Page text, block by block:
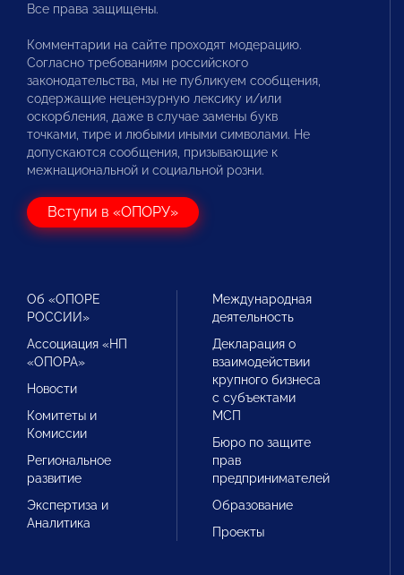
Все права защищены.
Комментарии на сайте проходят модерацию.
Согласно требованиям российского
законодательства, мы не публикуем сообщения,
содержащие нецензурную лексику и/или
оскорбления, даже в случае замены букв
точками, тире и любыми иными символами. Не
допускаются сообщения, призывающие к
межнациональной и социальной розни.
Вступи в «ОПОРУ»
Об «ОПОРЕ
РОССИИ»
Ассоциация «НП
«ОПОРА»
Новости
Комитеты и
Комиссии
Региональное
развитие
Экспертиза и
Аналитика
Международная
деятельность
Декларация о
взаимодействии
крупного бизнеса
с субъектами
МСП
Бюро по защите
прав
предпринимателей
Образование
Проекты